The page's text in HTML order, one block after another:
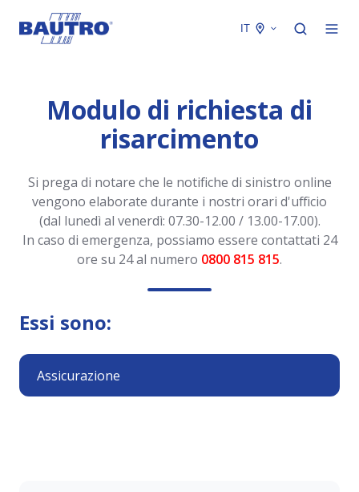
IT
Modulo di richiesta di
risarcimento
Si prega di notare che le notifiche di sinistro online
vengono elaborate durante i nostri orari d'ufficio
(dal lunedì al venerdì: 07.30-12.00 / 13.00-17.00).
In caso di emergenza, possiamo essere contattati 24
ore su 24 al numero 0800 815 815.
Essi sono:
Assicurazione